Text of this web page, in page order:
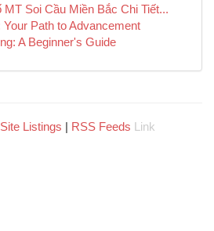
MT Soi Cầu Miền Bắc Chi Tiết...
Path to Advancement
A Beginner's Guide
Listings RSS Feeds
Link